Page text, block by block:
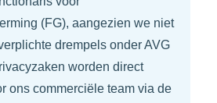
(FG), aangezien we niet
drempels onder AVG
worden direct
ons commerciële team via de